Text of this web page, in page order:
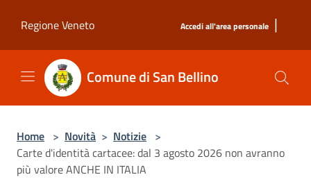
Regione Veneto
Accedi all'area personale |
Comune di San Bellino
Home > Novità > Notizie >
Carte d'identità cartacee: dal 3 agosto 2026 non avranno
più valore ANCHE IN ITALIA